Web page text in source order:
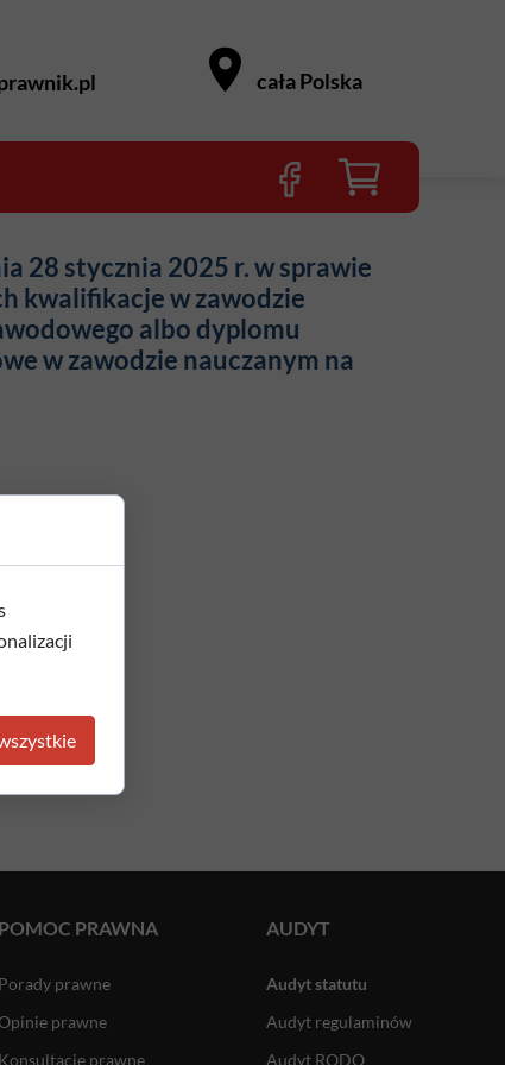
28 stycznia 2025 r. w sprawie
kwalifikacje w zawodzie
albo dyplomu
w zawodzie nauczanym na
cała Polska
AUDYT
Audyt statutu
Audyt regulaminów
Audyt RODO
POMOC PRAWNA
Porady prawne
prawne
Konsultacje prawne